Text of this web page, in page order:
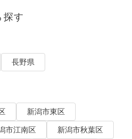
す
長野県
新潟市東区
市江南区
新潟市秋葉区